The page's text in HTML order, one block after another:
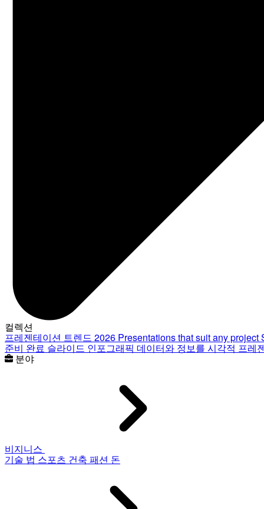
컬렉션
프레젠테이션 트렌드 2026 Presentations that suit any project
준비 완료 슬라이드 인포그래픽 데이터와 정보를 시각적 프레
분야
비지니스
기술 법 스포츠 건축 패션 돈